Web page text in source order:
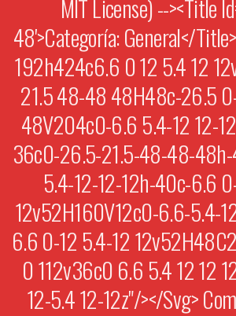
MIT License) --><title
48'>Categoría: General</
192h424c6.6 0 12 5.4 12
21.5 48-48 48H48c-26.5
48V204c0-6.6 5.4-12 12-
36c0-26.5-21.5-48-48-
5.4-12-12-12h-40c-6.6
12v52H160V12c0-6.6-5.4-
6.6 0-12 5.4-12
0 112v36c0 6.6 5.4 12 12
12-5.4 12-12z"/></svg>